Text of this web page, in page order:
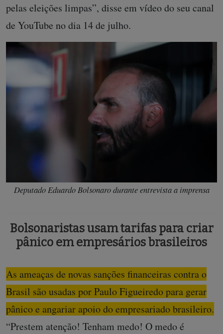
pelas eleições limpas”, disse em vídeo do seu canal
de YouTube no dia 14 de julho.
Deputado Eduardo Bolsonaro durante entrevista a imprensa
Bolsonaristas usam tarifas para criar
pânico em empresários brasileiros
As ameaças de novas sanções financeiras contra o
Brasil são usadas por Paulo Figueiredo para gerar
pânico e angariar apoio do empresariado brasileiro.
“Prestem atenção! Tenham medo! O medo é